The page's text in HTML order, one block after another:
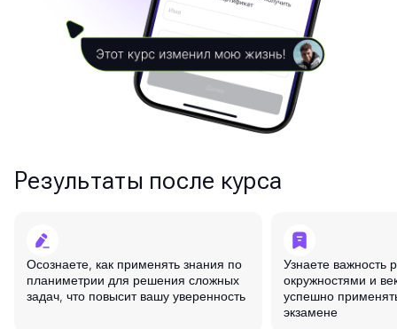
Результаты после курса
Осознаете, как применять знания по
планиметрии для решения сложных
задач, что повысит вашу уверенность
Узнаете важность
окружностями и
успешно
экзамене